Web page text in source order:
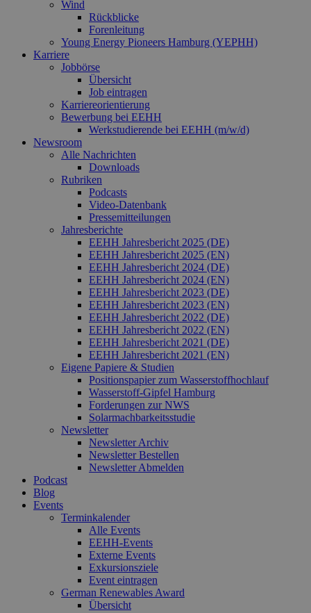
Wind
Rückblicke
Forenleitung
Young Energy Pioneers Hamburg (YEPHH)
Karriere
Jobbörse
Übersicht
Job eintragen
Karriereorientierung
Bewerbung bei EEHH
Werkstudierende bei EEHH (m/w/d)
Newsroom
Alle Nachrichten
Downloads
Rubriken
Podcasts
Video‑Datenbank
Pressemitteilungen
Jahresberichte
EEHH Jahresbericht 2025 (DE)
EEHH Jahresbericht 2025 (EN)
EEHH Jahresbericht 2024 (DE)
EEHH Jahresbericht 2024 (EN)
EEHH Jahresbericht 2023 (DE)
EEHH Jahresbericht 2023 (EN)
EEHH Jahresbericht 2022 (DE)
EEHH Jahresbericht 2022 (EN)
EEHH Jahresbericht 2021 (DE)
EEHH Jahresbericht 2021 (EN)
Eigene Papiere & Studien
Positionspapier zum Wasserstoffhochlauf
Wasserstoff-Gipfel Hamburg
Forderungen zur NWS
Solarmachbarkeitsstudie
Newsletter
Newsletter Archiv
Newsletter Bestellen
Newsletter Abmelden
Podcast
Blog
Events
Terminkalender
Alle Events
EEHH-Events
Externe Events
Exkursionsziele
Event eintragen
German Renewables Award
Übersicht